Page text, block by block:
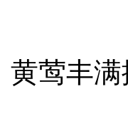
黄莺丰